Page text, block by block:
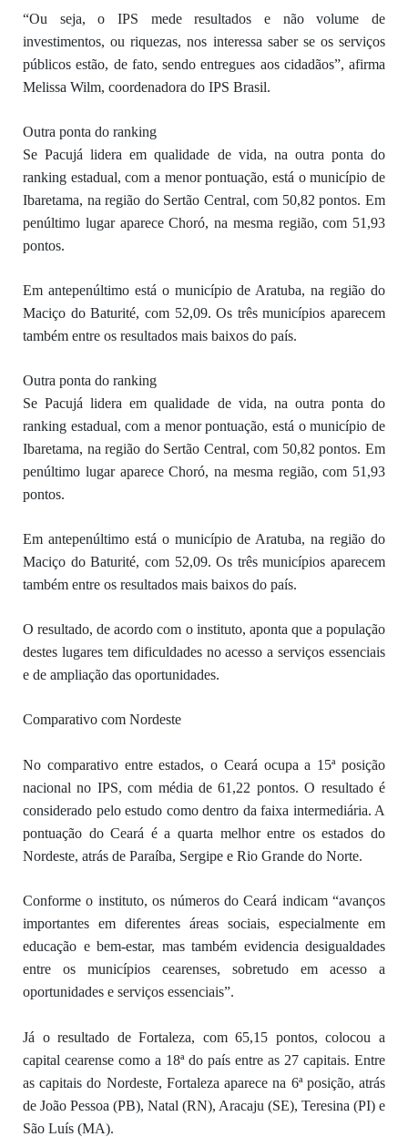
“Ou seja, o IPS mede resultados e não volume de
investimentos, ou riquezas, nos interessa saber se os serviços
públicos estão, de fato, sendo entregues aos cidadãos”, afirma
Melissa Wilm, coordenadora do IPS Brasil.
Outra ponta do ranking
Se Pacujá lidera em qualidade de vida, na outra ponta do
ranking estadual, com a menor pontuação, está o município de
Ibaretama, na região do Sertão Central, com 50,82 pontos. Em
penúltimo lugar aparece Choró, na mesma região, com 51,93
pontos.
Em antepenúltimo está o município de Aratuba, na região do
Maciço do Baturité, com 52,09. Os três municípios aparecem
também entre os resultados mais baixos do país.
Outra ponta do ranking
Se Pacujá lidera em qualidade de vida, na outra ponta do
ranking estadual, com a menor pontuação, está o município de
Ibaretama, na região do Sertão Central, com 50,82 pontos. Em
penúltimo lugar aparece Choró, na mesma região, com 51,93
pontos.
Em antepenúltimo está o município de Aratuba, na região do
Maciço do Baturité, com 52,09. Os três municípios aparecem
também entre os resultados mais baixos do país.
O resultado, de acordo com o instituto, aponta que a população
destes lugares tem dificuldades no acesso a serviços essenciais
e de ampliação das oportunidades.
Comparativo com Nordeste
No comparativo entre estados, o Ceará ocupa a 15ª posição
nacional no IPS, com média de 61,22 pontos. O resultado é
considerado pelo estudo como dentro da faixa intermediária. A
pontuação do Ceará é a quarta melhor entre os estados do
Nordeste, atrás de Paraíba, Sergipe e Rio Grande do Norte.
Conforme o instituto, os números do Ceará indicam “avanços
importantes em diferentes áreas sociais, especialmente em
educação e bem-estar, mas também evidencia desigualdades
entre os municípios cearenses, sobretudo em acesso a
oportunidades e serviços essenciais”.
Já o resultado de Fortaleza, com 65,15 pontos, colocou a
capital cearense como a 18ª do país entre as 27 capitais. Entre
as capitais do Nordeste, Fortaleza aparece na 6ª posição, atrás
de João Pessoa (PB), Natal (RN), Aracaju (SE), Teresina (PI) e
São Luís (MA).